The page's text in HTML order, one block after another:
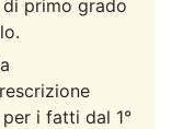
primo grado
i fatti dal 1°